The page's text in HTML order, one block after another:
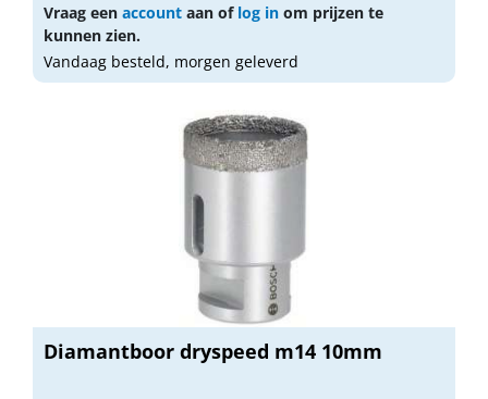
Vraag een account aan of log in om prijzen te
kunnen zien.
Vandaag besteld, morgen geleverd
Diamantboor dryspeed m14 10mm